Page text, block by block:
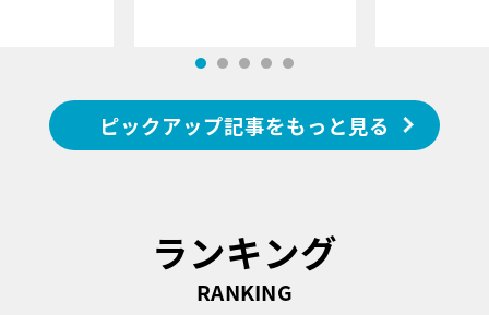
ピックアップ記事をもっと見る
ランキング
RANKING